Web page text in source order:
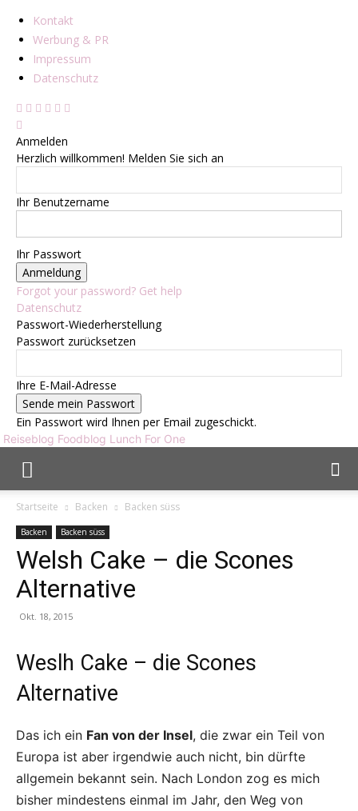
Kontakt
Werbung & PR
Impressum
Datenschutz
Anmelden
Herzlich willkommen! Melden Sie sich an
Ihr Benutzername
Ihr Passwort
Forgot your password? Get help
Datenschutz
Passwort-Wiederherstellung
Passwort zurücksetzen
Ihre E-Mail-Adresse
Ein Passwort wird Ihnen per Email zugeschickt.
Reiseblog Foodblog Lunch For One
Startseite Backen Backen süss
Backen Backen süss
Welsh Cake – die Scones
Alternative
Okt. 18, 2015
Weslh Cake – die Scones
Alternative
Das ich ein Fan von der Insel, die zwar ein Teil von
Europa ist aber irgendwie auch nicht, bin dürfte
allgemein bekannt sein. Nach London zog es mich
bisher mindestens einmal im Jahr, den Weg von